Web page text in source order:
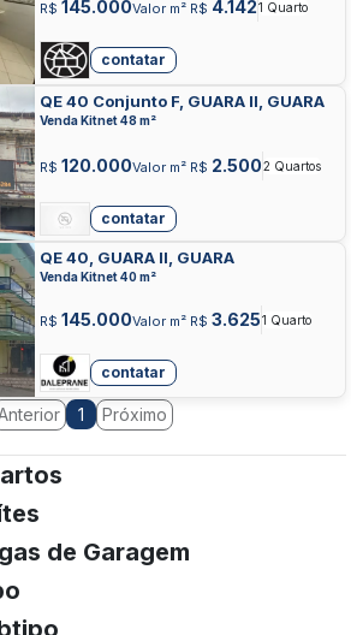
R$ 145.000Valor m² R$ 4.1421 Quarto
contatar
QE 40 Conjunto F, GUARA II, GUARA
Venda Kitnet 48 m²
R$ 120.000Valor m² R$ 2.5002 Quartos
contatar
QE 40, GUARA II, GUARA
Venda Kitnet 40 m²
R$ 145.000Valor m² R$ 3.6251 Quarto
contatar
1 Próximo
de Garagem